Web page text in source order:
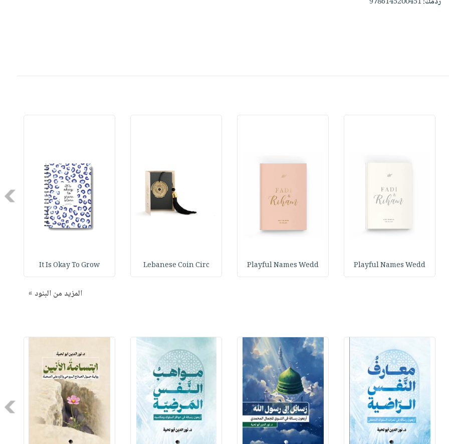
Playful Names Wedd
Playful Names Wedd
Lebanese Coin Circ
It Is Okay To Grow
المزيد من البنود »